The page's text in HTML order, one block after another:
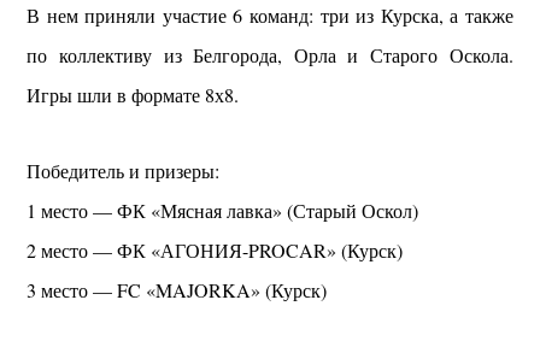
В нем приняли участие 6 команд: три из Курска, а также
по коллективу из Белгорода, Орла и Старого Оскола.
Игры шли в формате 8х8.
Победитель и призеры:
1 место — ФК «Мясная лавка» (Старый Оскол)
2 место — ФК «АГОНИЯ-PROCAR» (Курск)
3 место — FC «MAJORKA» (Курск)